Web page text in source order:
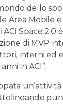
dello
Area Mobile
Space 2.0
di MVP
interni ed
in ACI”.